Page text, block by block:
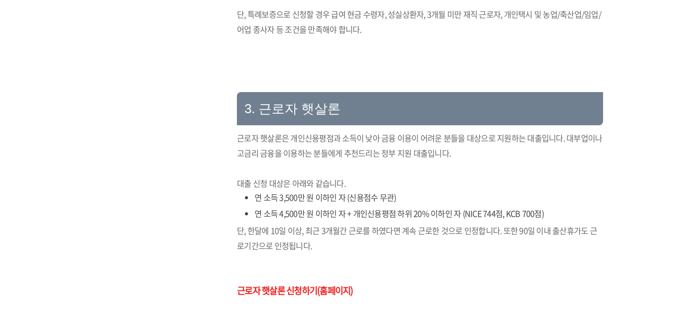
단, 특례보증으로 신청할 경우 급여 현금 수령자, 성실상환자, 3개월 미만 재직 근로자, 개인택시 및 농업/축산업/임업/
어업 종사자 등 조건을 만족해야 합니다.
3. 근로자 햇살론
근로자 햇살론은 개인신용평점과 소득이 낮아 금융 이용이 어려운 분들을 대상으로 지원하는 대출입니다. 대부업이나
고금리 금융을 이용하는 분들에게 추천드리는 정부 지원 대출입니다.
대출 신청 대상은 아래와 같습니다.
연 소득 3,500만 원 이하인 자 (신용점수 무관)
연 소득 4,500만 원 이하인 자 + 개인신용평점 하위 20% 이하인 자 (NICE 744점, KCB 700점)
단, 한달에 10일 이상, 최근 3개월간 근로를 하였다면 계속 근로한 것으로 인정합니다. 또한 90일 이내 출산휴가도 근
로기간으로 인정됩니다.
근로자 햇살론 신청하기(홈페이지)